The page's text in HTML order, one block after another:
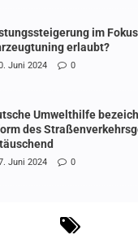
im
erlaubt?
Juni 2024 0
Umwelthilfe
des
Juni 2024 0